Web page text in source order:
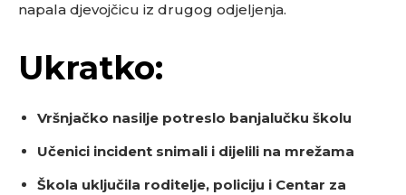
napala djevojčicu iz drugog odjeljenja.
Ukratko:
Vršnjačko nasilje potreslo banjalučku školu
Učenici incident snimali i dijelili na mrežama
Škola uključila roditelje, policiju i Centar za